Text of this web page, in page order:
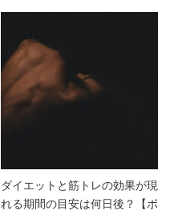
ダイエットと筋トレの効果が現
れる期間の目安は何日後？【ボ